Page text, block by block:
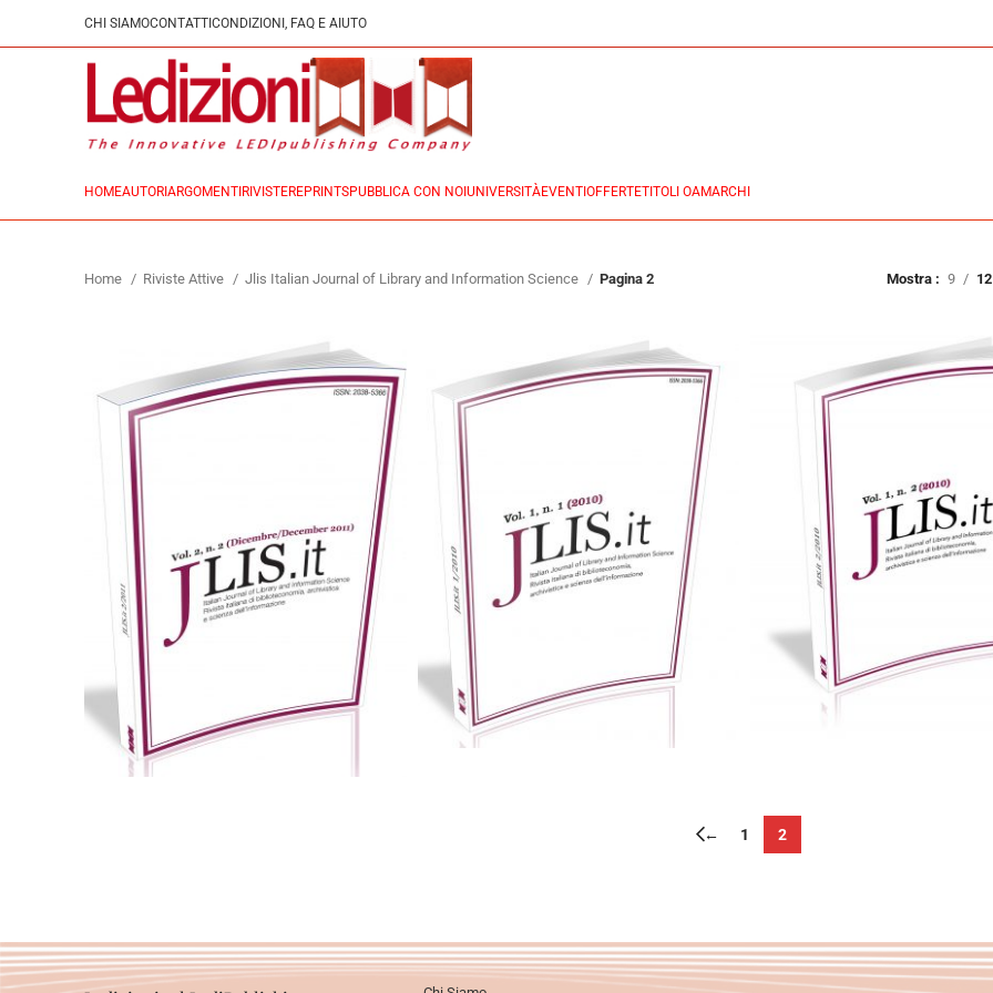
CHI SIAMOCONTATTI CONDIZIONI, FAQ E AIUTO
HOMEAUTORI ARGOMENTI RIVISTEREPRINTSPUBBLICA CON NOI UNIVERSITÀEVENTI OFFERTETITOLI OAMARCHI
Home Riviste Attive Jlis Italian Journal of Library and Information Science Pagina 2 Mostra 9 12
Cartaceo eBook in PDF
0,00€ 25,00€
CartaceoeBook in PDF
0,00€ 25,00€
CartaceoeBook in
0,00
← 1 2